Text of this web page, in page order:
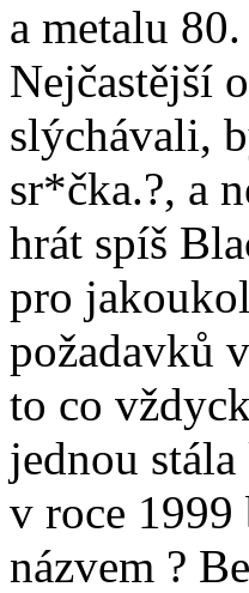
a metalu
Nejčastější
slýchávali,
sr*čka.?, a
hrát spíš
pro
požadavků
to co
jednou
v roce 1999
názvem ?